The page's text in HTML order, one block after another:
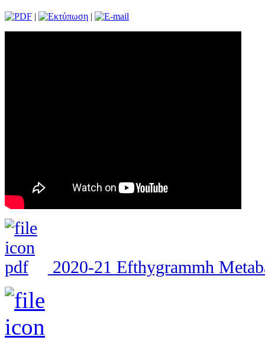
| |
2020-21 Efthygrammh